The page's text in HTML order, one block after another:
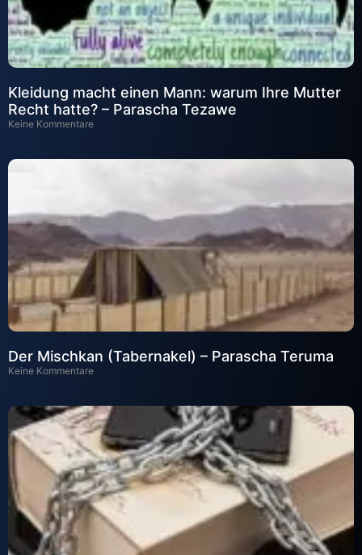
Kleidung macht einen Mann: warum Ihre Mutter
Recht hatte? – Parascha Tezawe
Keine Kommentare
Der Mischkan (Tabernakel) – Parascha Teruma
Keine Kommentare